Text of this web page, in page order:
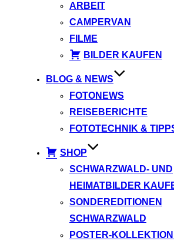
ARBEIT
CAMPERVAN
FILME
BILDER KAUFEN
BLOG & NEWS
FOTONEWS
REISEBERICHTE
FOTOTECHNIK &
SHOP
SCHWARZWALD- UND
HEIMATBILDER
SONDEREDITIONEN
SCHWARZWALD
POSTER-